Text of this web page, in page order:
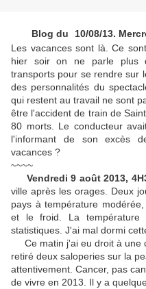
Blog du 10/08/13.
Les vacances sont là. Ce
hier soir on ne parle plus
transports pour se rendre sur
des personnalités du
qui restent au travail ne sont
être l'accident de train de
80 morts. Le conducteur
l'informant de son excès
vacances ?
~~~~
Vendredi 9 août 2013,
ville après les orages. Deux
pays à température
et le froid. La température
statistiques. J'ai mal dormi
Ce matin j'ai eu droit à une
retiré deux saloperies sur la
attentivement. Cancer, pas
de vivre en 2013. Il y a